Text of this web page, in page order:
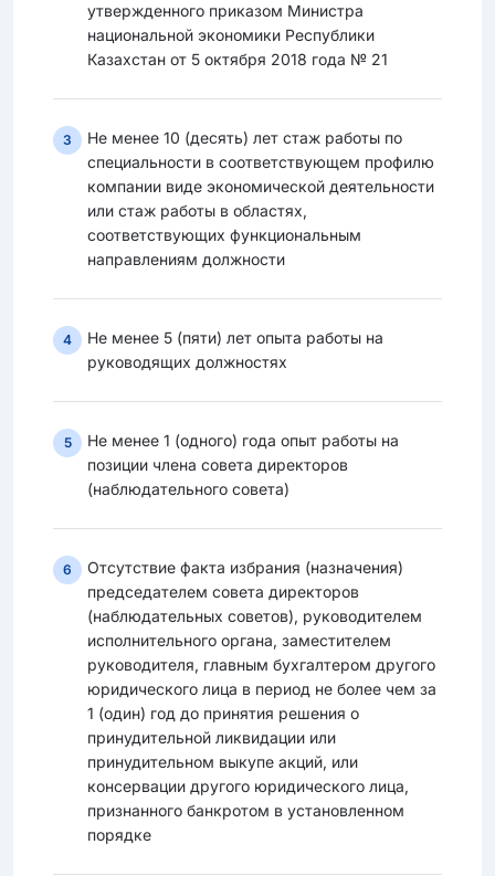
утвержденного приказом Министра
национальной экономики Республики
Казахстан от 5 октября 2018 года № 21
3
Не менее 10 (десять) лет стаж работы по
специальности в соответствующем профилю
компании виде экономической деятельности
или стаж работы в областях,
соответствующих функциональным
направлениям должности
4
Не менее 5 (пяти) лет опыта работы на
руководящих должностях
5
Не менее 1 (одного) года опыт работы на
позиции члена совета директоров
(наблюдательного совета)
6
Отсутствие факта избрания (назначения)
председателем совета директоров
(наблюдательных советов), руководителем
исполнительного органа, заместителем
руководителя, главным бухгалтером другого
юридического лица в период не более чем за
1 (один) год до принятия решения о
принудительной ликвидации или
принудительном выкупе акций, или
консервации другого юридического лица,
признанного банкротом в установленном
порядке